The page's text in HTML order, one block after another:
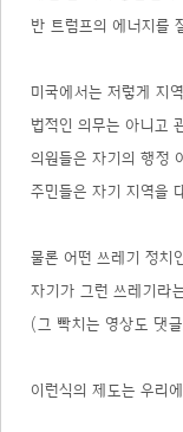
반 트럼프의 에너지를
미국에서는 저렇게 지
법적인 의무는 아니고
의원들은 자기의 행정
주민들은 자기 지역을
물론 어떤 쓰레기 정
자기가 그런 쓰레기라
(그 빡치는 영상도 댓
이런식의 제도는 우리